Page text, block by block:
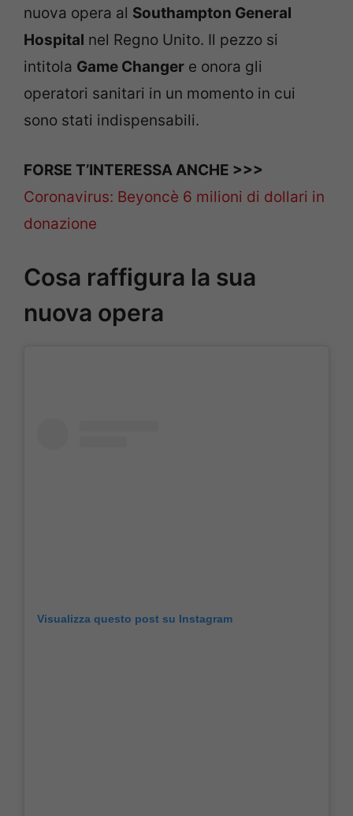
nuova opera al Southampton General
Hospital nel Regno Unito. Il pezzo si
intitola Game Changer e onora gli
operatori sanitari in un momento in cui
sono stati indispensabili.
FORSE T’INTERESSA ANCHE >>>
Coronavirus: Beyoncè 6 milioni di dollari in
donazione
Cosa raffigura la sua
nuova opera
Visualizza questo post su Instagram